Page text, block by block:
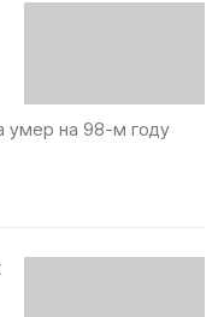
умер на 98-м году